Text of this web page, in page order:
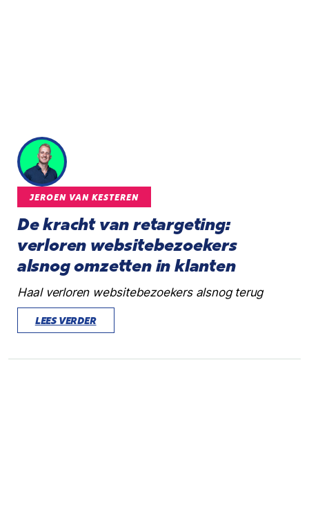
JEROEN VAN KESTEREN
De kracht van retargeting:
verloren websitebezoekers
alsnog omzetten in klanten
Haal verloren websitebezoekers alsnog terug
LEES VERDER